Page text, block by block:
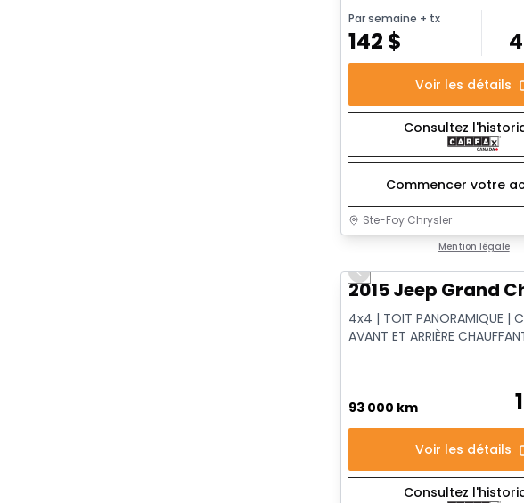
Par semaine + tx
142 $
Voir les détails
Consultez
Commencer votre
Ste-Foy Chrysler
Mention légale
Très bonne offre
Previous slide
2015 Jeep Grand
4x4 | TOIT PANORAMIQUE |
AVANT ET ARRIÈRE
93 000 km
Voir les détails
Consultez